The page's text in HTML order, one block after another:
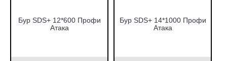
Бур SDS+ 12*600 Профи
Атака
Бур SDS+ 14*1000 Профи
Атака